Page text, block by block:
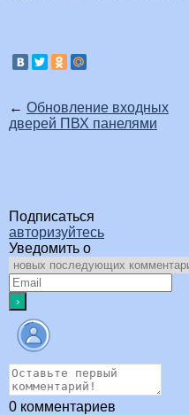
← Обновление входных
дверей ПВХ панелями
Подписаться
авторизуйтесь
Уведомить о
0 комментариев